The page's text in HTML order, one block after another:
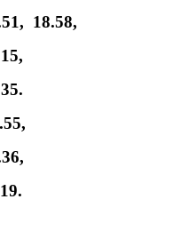
18.58,